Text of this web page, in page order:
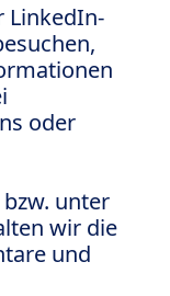
LinkedIn-
oder
unter
wir die
und